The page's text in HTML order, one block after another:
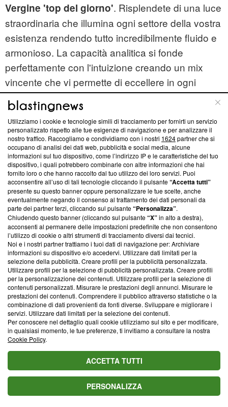
Vergine 'top del giorno'. Risplendete di una luce
straordinaria che illumina ogni settore della vostra
esistenza rendendo tutto incredibilmente fluido e
armonioso. La capacità analitica si fonde
perfettamente con l'intuizione creando un mix
vincente che vi permette di eccellere in ogni
situazione. L'oroscopodi giovedìvi mette al
centro dello zodiaco: siete il punto di riferimento
per chiunque cerchi ordine e competenza in un
mondo spesso caotico e disorganizzato. Una
notizia eccellente potrebbe arrivare
inaspettatamente cambiando in meglio il corso
della settimana o dell'intero mese. Il carisma è
alle stelle e vi permette di influenzare
positivamente l'ambiente circostante con grazia e
autorità naturale. Dedicate tempo alla bellezza in
ogni sua forma poiché nutre l'anima e rafforza il
vostro naturale equilibrio interiore. Siete pronti a
cogliere frutti maturi seminati con tanta dedizione
nel passato recente. Godetevi questo momento di
gloria assoluta che meritate pienamente per la
vostra integrità e il vostro impegno incessante.
© RIPRODUZIONE VIETATA
Content sponsored by Outbrain
Utilizziamo i cookie e tecnologie simili di tracciamento per fornirti un servizio
personalizzato rispetto alle tue esigenze di navigazione e per analizzare il
nostro traffico. Raccogliamo e condividiamo con i nostri 1624partner che si
occupano di analisi dei dati web, pubblicità e social media, alcune
informazioni sul tuo dispositivo, come l’indirizzo IP e le caratteristiche del tuo
dispositivo, i quali potrebbero combinarle con altre informazioni che hai
fornito loro o che hanno raccolto dal tuo utilizzo dei loro servizi. Puoi
acconsentire all’uso di tali tecnologie cliccando il pulsante“Accetta tutti”
presente su questo banner oppure personalizzare le tue scelte, anche
eventualmente negando il consenso al trattamento dei dati personali da
parte dei partner terzi, cliccando sul pulsante“Personalizza”.
Chiudendo questo banner (cliccando sul pulsante“X”in alto a destra),
acconsenti al permanere delle impostazioni predefinite che non consentono
l’utilizzo di cookie o altri strumenti di tracciamento diversi dai tecnici.
Noi e i nostri partner trattiamo i tuoi dati di navigazione per: Archiviare
informazioni su dispositivo e/o accedervi. Utilizzare dati limitati per la
selezione della pubblicità. Creare profili per la pubblicità personalizzata.
Utilizzare profili per la selezione di pubblicità personalizzata. Creare profili
per la personalizzazione dei contenuti. Utilizzare profili per la selezione di
contenuti personalizzati. Misurare le prestazioni degli annunci. Misurare le
prestazioni dei contenuti. Comprendere il pubblico attraverso statistiche o la
combinazione di dati provenienti da fonti diverse. Sviluppare e migliorare i
servizi. Utilizzare dati limitati per la selezione dei contenuti.
Per conoscere nel dettaglio quali cookie utilizziamo sul sito e per modificare,
in qualsiasi momento, le tue preferenze, ti invitiamo a consultare la nostra
Cookie Policy.
ACCETTA TUTTI
PERSONALIZZA